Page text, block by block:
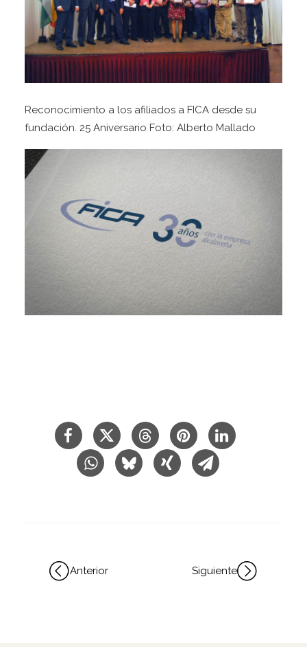
Reconocimiento a los afiliados a FICA desde su
fundación. 25 Aniversario Foto: Alberto Mallado
Anterior Siguiente